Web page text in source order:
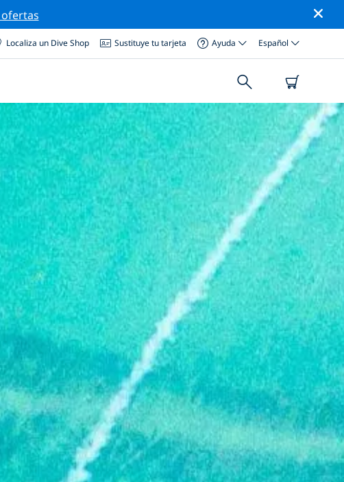
Localiza un Dive Shop Sustituye tu tarjeta Ayuda Español